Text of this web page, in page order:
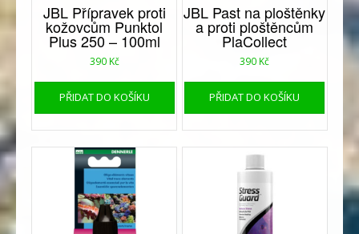
JBL Přípravek proti
kožovcům Punktol
Plus 250 – 100ml
390 Kč
PŘIDAT DO KOŠÍKU
JBL Past na ploštěnky
a proti ploštěncům
PlaCollect
390 Kč
PŘIDAT DO KOŠÍKU